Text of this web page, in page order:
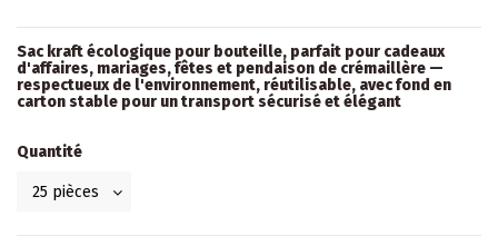
Sac kraft écologique pour bouteille, parfait pour cadeaux
d'affaires, mariages, fêtes et pendaison de crémaillère —
respectueux de l'environnement, réutilisable, avec fond en
carton stable pour un transport sécurisé et élégant
Quantité